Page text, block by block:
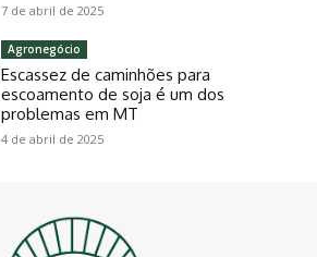
7 de abril de 2025
Agronegócio
Escassez de caminhões para
escoamento de soja é um dos
problemas em MT
4 de abril de 2025